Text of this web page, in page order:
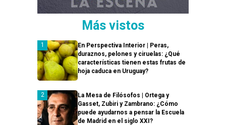
Más vistos
En Perspectiva Interior | Peras,
duraznos, pelones y ciruelas: ¿Qué
características tienen estas frutas de
hoja caduca en Uruguay?
La Mesa de Filósofos | Ortega y
Gasset, Zubiri y Zambrano: ¿Cómo
puede ayudarnos a pensar la Escuela
de Madrid en el siglo XXI?